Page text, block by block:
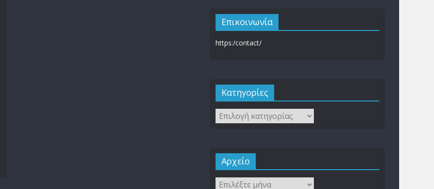
Επικοινωνία
https:/contact/
Kατηγορίες
Αρχείο